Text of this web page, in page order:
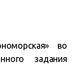
во
задания